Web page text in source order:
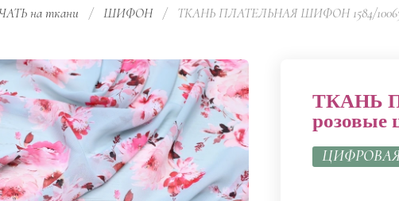
на ткани / ШИФОН /
ТКАНЬ ПЛАТЕЛЬНАЯ ШИФОН 1584/100634
ТКАНЬ
розовые